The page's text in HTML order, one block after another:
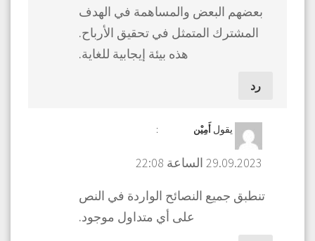
بعضهم البعض والمساهمة في الهدف
المشترك المتمثل في تحقيق الأرباح.
هذه بيئة إيجابية للغاية.
رد
يقول أَمِيْن :
29.09.2023 الساعة 22:08
تنطبق جميع النصائح الواردة في النص
على أي متداول موجود.